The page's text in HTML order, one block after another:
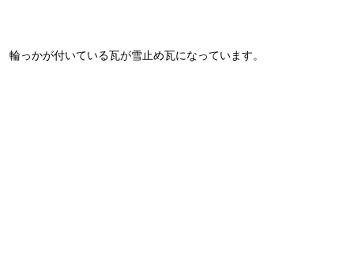
輪っかが付いている瓦が雪止め瓦になっています。